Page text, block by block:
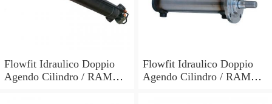
Flowfit Idraulico Doppio
Agendo Cilindro / RAM
Flowfit Idraulico Doppio
Agendo Cilindro / RAM